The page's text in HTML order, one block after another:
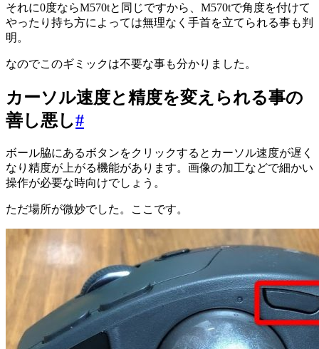
それに0度ならM570tと同じですから、M570tで角度を付けて
やったり持ち方によっては無理なく手首を立てられる事も判
明。
なのでこのギミックは不要な事も分かりました。
カーソル速度と精度を変えられる事の
善し悪し#
ボール脇にあるボタンをクリックするとカーソル速度が遅く
なり精度が上がる機能があります。画像の加工などで細かい
操作が必要な時向けでしょう。
ただ場所が微妙でした。ここです。